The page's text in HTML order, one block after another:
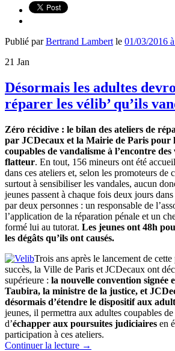
Publié parBertrand Lambert le 01/03/2016
21 Jan
Désormais les adultes
réparer les vélib’ qu’ils
Zéro récidive : le bilan des ateliers de
par JCDecaux et la Mairie de Paris pour
coupables de vandalisme à l’encontre des
flatteur. En tout, 156 mineurs ont été
dans ces ateliers et, selon les promoteurs de
surtout à sensibiliser les vandales, aucun
jeunes passent à chaque fois deux jours
par deux personnes : un responsable de
l’application de la réparation pénale et un
formé lui au tutorat. Les jeunes ont 48h
les dégâts qu’ils ont causés.
Trois ans après le lancement de
succès, la Ville de Paris et JCDecaux ont
supérieure : la nouvelle convention signée
Taubira, la ministre de la justice, et
désormais d’étendre le dispositif aux
jeunes, il permettra aux adultes coupables
d’échapper aux poursuites judiciaires en
participation à ces ateliers.
Continuer la lecture →